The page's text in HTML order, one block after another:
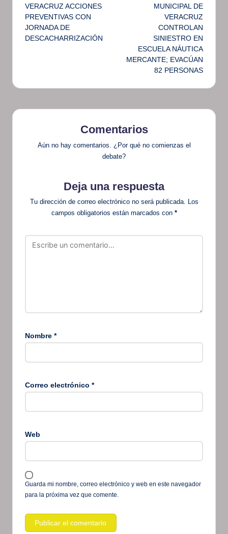
entradas
VERACRUZ ACCIONES
PREVENTIVAS CON
JORNADA DE
DESCACHARRIZACIÓN
MUNICIPAL DE
VERACRUZ
CONTROLAN
SINIESTRO EN
ESCUELA NÁUTICA
MERCANTE; EVACÚAN
82 PERSONAS
Comentarios
Aún no hay comentarios. ¿Por qué no comienzas el
debate?
Deja una respuesta
Tu dirección de correo electrónico no será publicada. Los
campos obligatorios están marcados con *
Nombre *
Correo electrónico *
Web
Guarda mi nombre, correo electrónico y web en este navegador
para la próxima vez que comente.